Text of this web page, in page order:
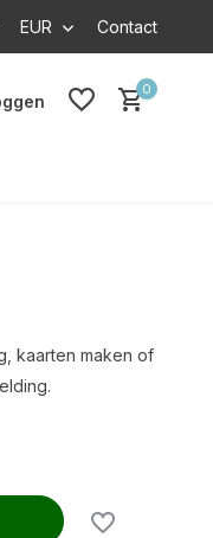
EUR Contact
0
kaarten maken of